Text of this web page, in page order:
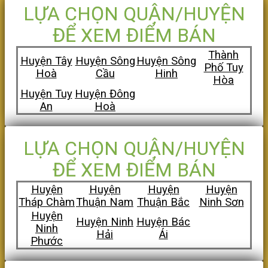
LỰA CHỌN QUẬN/HUYỆN
ĐỂ XEM ĐIỂM BÁN
Huyện Tây
Hoà
Huyện Sông
Cầu
Huyện Sông
Hinh
Thành
Phố Tuy
Hòa
Huyện Tuy
An
Huyện Đông
Hoà
LỰA CHỌN QUẬN/HUYỆN
ĐỂ XEM ĐIỂM BÁN
Huyện
Tháp Chàm
Huyện
Thuận Nam
Huyện
Thuận Bắc
Huyện
Ninh Sơn
Huyện
Ninh
Phước
Huyện Ninh
Hải
Huyện Bác
Ái